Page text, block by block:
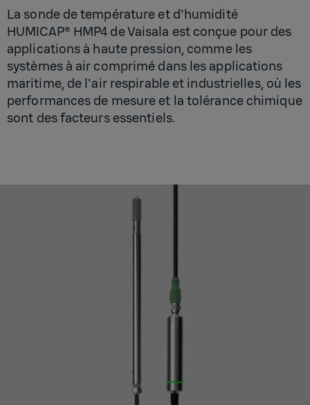
La sonde de température et d'humidité
HUMICAP® HMP4 de Vaisala est conçue pour des
applications à haute pression, comme les
systèmes à air comprimé dans les applications
maritime, de l'air respirable et industrielles, où les
performances de mesure et la tolérance chimique
sont des facteurs essentiels.